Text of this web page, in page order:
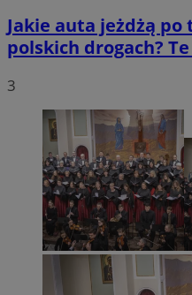
Jakie auta jeżdżą
polskich drogach?
3